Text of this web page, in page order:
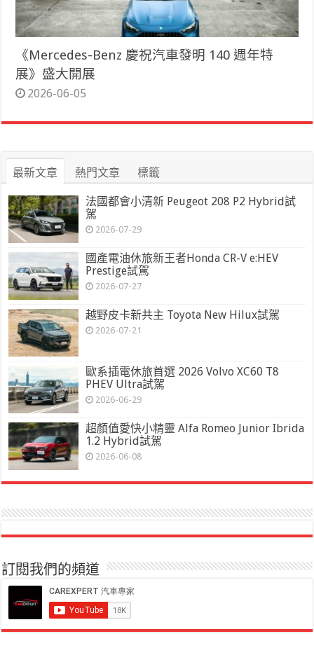
《Mercedes-Benz 慶祝汽車發明 140 週年特
展》盛大開展
2026-06-05
最新文章 熱門文章 標籤
法國都會小清新 Peugeot 208 P2 Hybrid試
駕
2026-07-29
國產電油休旅新王者Honda CR-V e:HEV
Prestige試駕
2026-07-27
越野皮卡新共主 Toyota New Hilux試駕
2026-07-21
歐系插電休旅首選 2026 Volvo XC60 T8
PHEV Ultra試駕
2026-06-29
超顏值愛快小精靈 Alfa Romeo Junior Ibrida
1.2 Hybrid試駕
2026-06-08
訂閱我們的頻道